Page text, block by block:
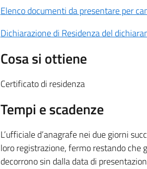
Elenco documenti da presentare per
Dichiarazione di Residenza del
Cosa si ottiene
Certificato di residenza
Tempi e scadenze
L’ufficiale d’anagrafe nei due giorni
loro registrazione, fermo restando che
decorrono sin dalla data di